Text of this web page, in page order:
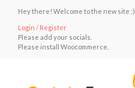
Hey there! Welcome to the new site :)
Login / Register
Please add your socials.
Please install Woocommerce.